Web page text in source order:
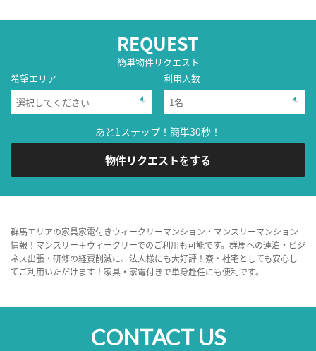
REQUEST
簡単物件リクエスト
希望エリア
利用人数
あと1ステップ！簡単30秒！
物件リクエストをする
群馬エリアの家具家電付きウィークリーマンション・マンスリーマンション
情報！マンスリー＋ウィークリーでのご利用も可能です。群馬への連泊・ビジ
ネス出張・研修の経費削減に、法人様にも大好評！寮・社宅としても安心し
てご利用いただけます！家具・家電付きで単身赴任にも便利です。
CONTACT US